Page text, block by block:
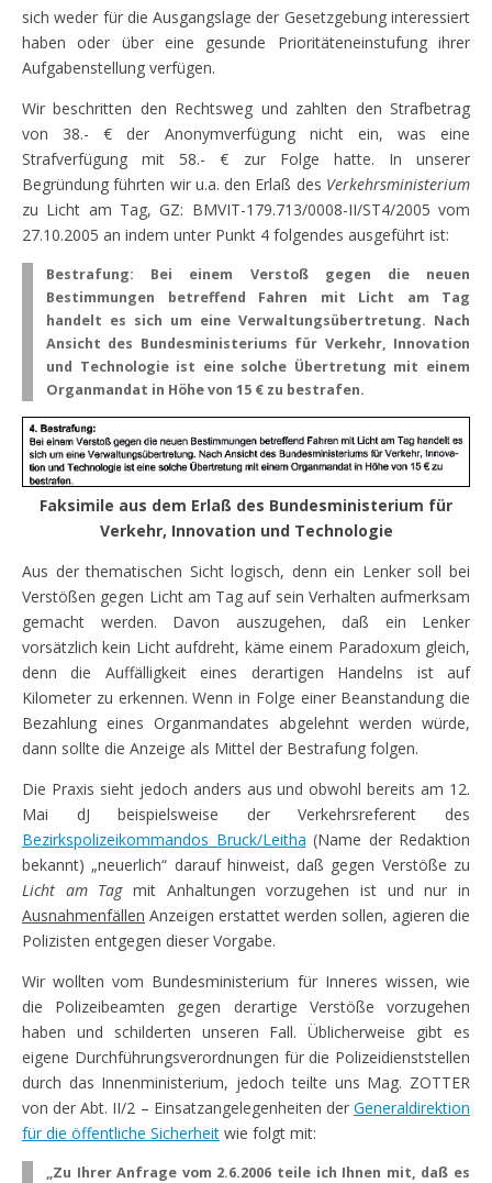
sich weder für die Ausgangslage der Gesetzgebung interessiert
haben oder über eine gesunde Prioritäteneinstufung ihrer
Aufgabenstellung verfügen.
Wir beschritten den Rechtsweg und zahlten den Strafbetrag
von 38.- € der Anonymverfügung nicht ein, was eine
Strafverfügung mit 58.- € zur Folge hatte. In unserer
Begründung führten wir u.a. den Erlaß des Verkehrsministerium
zu Licht am Tag, GZ: BMVIT-179.713/0008-II/ST4/2005 vom
27.10.2005 an indem unter Punkt 4 folgendes ausgeführt ist:
Bestrafung: Bei einem Verstoß gegen die neuen
Bestimmungen betreffend Fahren mit Licht am Tag
handelt es sich um eine Verwaltungsübertretung. Nach
Ansicht des Bundesministeriums für Verkehr, Innovation
und Technologie ist eine solche Übertretung mit einem
Organmandat in Höhe von 15 € zu bestrafen.
Faksimile aus dem Erlaß des Bundesministerium für
Verkehr, Innovation und Technologie
Aus der thematischen Sicht logisch, denn ein Lenker soll bei
Verstößen gegen Licht am Tag auf sein Verhalten aufmerksam
gemacht werden. Davon auszugehen, daß ein Lenker
vorsätzlich kein Licht aufdreht, käme einem Paradoxum gleich,
denn die Auffälligkeit eines derartigen Handelns ist auf
Kilometer zu erkennen. Wenn in Folge einer Beanstandung die
Bezahlung eines Organmandates abgelehnt werden würde,
dann sollte die Anzeige als Mittel der Bestrafung folgen.
Die Praxis sieht jedoch anders aus und obwohl bereits am 12.
Mai dJ beispielsweise der Verkehrsreferent des
Bezirkspolizeikommandos Bruck/Leitha (Name der Redaktion
bekannt) „neuerlich“ darauf hinweist, daß gegen Verstöße zu
Licht am Tagmit Anhaltungen vorzugehen ist und nur in
Ausnahmenfällen Anzeigen erstattet werden sollen, agieren die
Polizisten entgegen dieser Vorgabe.
Wir wollten vom Bundesministerium für Inneres wissen, wie
die Polizeibeamten gegen derartige Verstöße vorzugehen
haben und schilderten unseren Fall. Üblicherweise gibt es
eigene Durchführungsverordnungen für die Polizeidienststellen
durch das Innenministerium, jedoch teilte uns Mag. ZOTTER
von der Abt. II/2 – Einsatzangelegenheiten der Generaldirektion
für die öffentliche Sicherheit wie folgt mit:
„Zu Ihrer Anfrage vom 2.6.2006 teile ich Ihnen mit, daß es